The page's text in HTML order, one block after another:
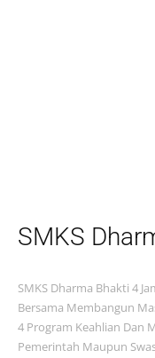
SMKS
SMKS Dharma Bhakti 4
Bersama Membangun
4 Program Keahlian Dan
Pemerintah Maupun